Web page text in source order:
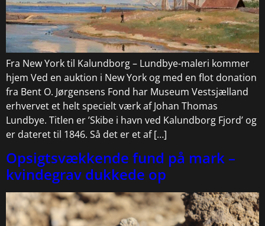
Fra New York til Kalundborg – Lundbye-maleri kommer
hjem Ved en auktion i New York og med en flot donation
fra Bent O. Jørgensens Fond har Museum Vestsjælland
erhvervet et helt specielt værk af Johan Thomas
Lundbye. Titlen er ’Skibe i havn ved Kalundborg Fjord’ og
er dateret til 1846. Så det er et af […]
Opsigtsvækkende fund på mark –
kvindegrav dukkede op